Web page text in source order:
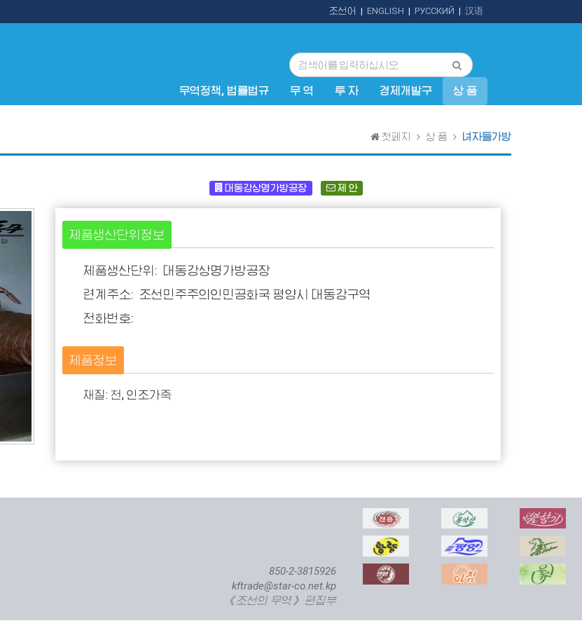
| 汉语
| РУССКИЙ
| ENGLISH
조선어
무역정책, 법률법규 무 역 투 자 경제개발구 상 품
첫페지 상 품 녀자들가방
대동강상명가방공장 제 안
제품생산단위정보
제품생산단위: 대동강상명가방공장
련계주소: 조선민주주의인민공화국 평양시 대동강구역
전화번호:
제품정보
재질: 천, 인조가죽
850-2-3815926
kftrade@star-co.net.kp
《조선의 무역》 편집부